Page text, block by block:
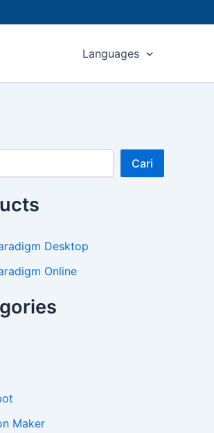
Languages
Cari
Desktop
Online
Maker